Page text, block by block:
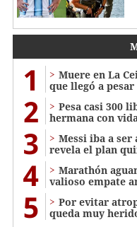
1
Muere en La
que llegó a
2
Pesa casi 300
hermana con
3
Messi iba a ser
revela el plan
4
Marathón
valioso empate
5
Por evitar
queda muy